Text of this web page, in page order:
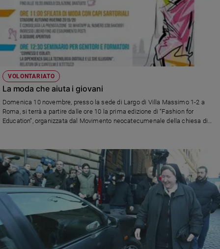
VOLONTARIATO
La moda che aiuta i giovani
Domenica 10 novembre, presso la sede di Largo di Villa Massimo 1-2 a
Roma, si terrà a partire dalle ore 10 la prima edizione di “Fashion for
Education”, organizzata dal Movimento neocatecumenale della chiesa di
dipendenze degli adolescenti da alcol, droga e internet.